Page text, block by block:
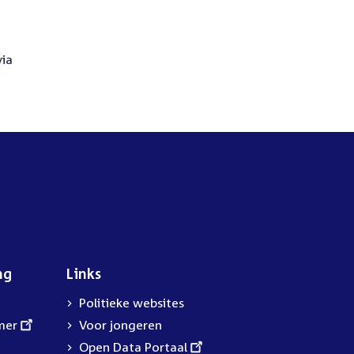
Links
Politieke websites
Voor jongeren
External
Open Data Portaal